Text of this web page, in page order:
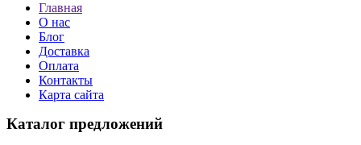
Главная
О нас
Блог
Доставка
Оплата
Контакты
Карта сайта
Каталог предложений